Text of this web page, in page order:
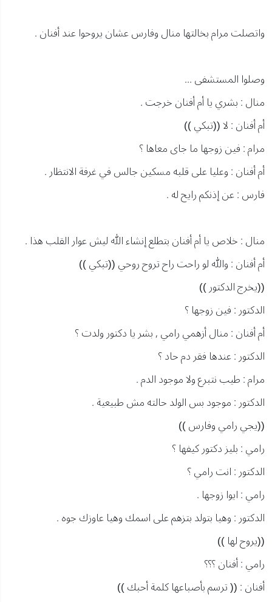
واتصلت مرام بخالتها منال وفارس عشان يروحوا عند أفنان .
وصلوا المستشفى ...
منال : بشري يا أم أفنان خرجت .
أم أفنان : لا ((تبكي ))
مرام : فين زوجها ما جاى معاها ؟
أم أفنان : وعليا على قلبه مسكين جالس في غرفة الانتظار .
فارس : عن إذنكم رايح له .
منال : خلاص يا أم أفنان بتطلع إنشاء الله ليش عوار القلب هذا .
أم أفنان : والله لو راحت راح تروح روحي ((تبكي ))
((يخرج الدكتور ))
الدكتور : فين زوجها ؟
أم أفنان : منال أزهمي رامي , بشر يا دكتور ولدت ؟
الدكتور : عندها فقر دم حاد ؟
مرام : طيب نتبرع ولا موجود الدم .
الدكتور : موجود بس الولد حالته مش طبيعية .
((يجي رامي وفارس ))
رامي : بليز دكتور كيفها ؟
الدكتور : انت رامي ؟
رامي : ايوا زوجها .
الدكتور : وهيا بتولد بتزهم على اسمك وهيا عاوزك جوه .
((يروح لها ))
رامي : أفنان ؟؟؟
أفنان : (( ترسم بأصباعها كلمة أحبك ))